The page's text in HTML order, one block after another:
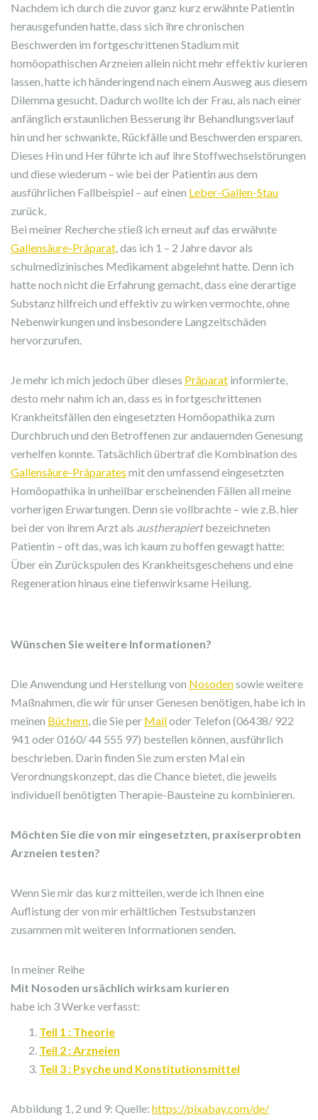
Nachdem ich durch die zuvor ganz kurz erwähnte Patientin
herausgefunden hatte, dass sich ihre chronischen
Beschwerden im fortgeschrittenen Stadium mit
homöopathischen Arzneien allein nicht mehr effektiv kurieren
lassen, hatte ich händeringend nach einem Ausweg aus diesem
Dilemma gesucht. Dadurch wollte ich der Frau, als nach einer
anfänglich erstaunlichen Besserung ihr Behandlungsverlauf
hin und her schwankte, Rückfälle und Beschwerden ersparen.
Dieses Hin und Her führte ich auf ihre Stoffwechselstörungen
und diese wiederum – wie bei der Patientin aus dem
ausführlichen Fallbeispiel – auf einen Leber-Gallen-Stau
zurück.
Bei meiner Recherche stieß ich erneut auf das erwähnte
Gallensäure-Präparat, das ich 1 – 2 Jahre davor als
schulmedizinisches Medikament abgelehnt hatte. Denn ich
hatte noch nicht die Erfahrung gemacht, dass eine derartige
Substanz hilfreich und effektiv zu wirken vermochte, ohne
Nebenwirkungen und insbesondere Langzeitschäden
hervorzurufen.
Je mehr ich mich jedoch über dieses Präparat informierte,
desto mehr nahm ich an, dass es in fortgeschrittenen
Krankheitsfällen den eingesetzten Homöopathika zum
Durchbruch und den Betroffenen zur andauernden Genesung
verhelfen konnte. Tatsächlich übertraf die Kombination des
Gallensäure-Präparates mit den umfassend eingesetzten
Homöopathika in unheilbar erscheinenden Fällen all meine
vorherigen Erwartungen. Denn sie vollbrachte – wie z.B. hier
bei der von ihrem Arzt als austherapiertbezeichneten
Patientin – oft das, was ich kaum zu hoffen gewagt hatte:
Über ein Zurückspulen des Krankheitsgeschehens und eine
Regeneration hinaus eine tiefenwirksame Heilung.
Wünschen Sie weitere Informationen?
Die Anwendung und Herstellung von Nosodensowie weitere
Maßnahmen, die wir für unser Genesen benötigen, habe ich in
meinen Büchern, die Sie per Mailoder Telefon (06438/ 922
941 oder 0160/ 44 555 97) bestellen können, ausführlich
beschrieben. Darin finden Sie zum ersten Mal ein
Verordnungskonzept, das die Chance bietet, die jeweils
individuell benötigten Therapie-Bausteine zu kombinieren.
Möchten Sie die von mir eingesetzten, praxiserprobten
Arzneien testen?
Wenn Sie mir das kurz mitteilen, werde ich Ihnen eine
Auflistung der von mir erhältlichen Testsubstanzen
zusammen mit weiteren Informationen senden.
In meiner Reihe
Mit Nosoden ursächlich wirksam kurieren
habe ich 3 Werke verfasst:
Teil 1 : Theorie
Teil 2 : Arzneien
Teil 3 : Psyche und Konstitutionsmittel
Abbildung 1, 2 und 9: Quelle: https://pixabay.com/de/